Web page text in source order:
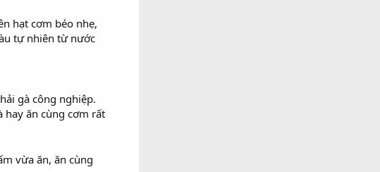
hạt cơm béo nhẹ,
tự nhiên từ nước
gà công nghiệp.
hay ăn cùng cơm rất
vừa ăn, ăn cùng